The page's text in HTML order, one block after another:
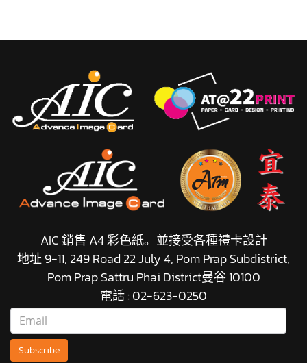
AIC 銷售 A4 彩色紙。並接受各種禮卡設計
地址 9-11, 249 Road 22 July 4, Pom Prap Subdistrict,
Pom Prap Sattru Phai District曼谷 10100
電話 : 02-623-0250
Subscribe